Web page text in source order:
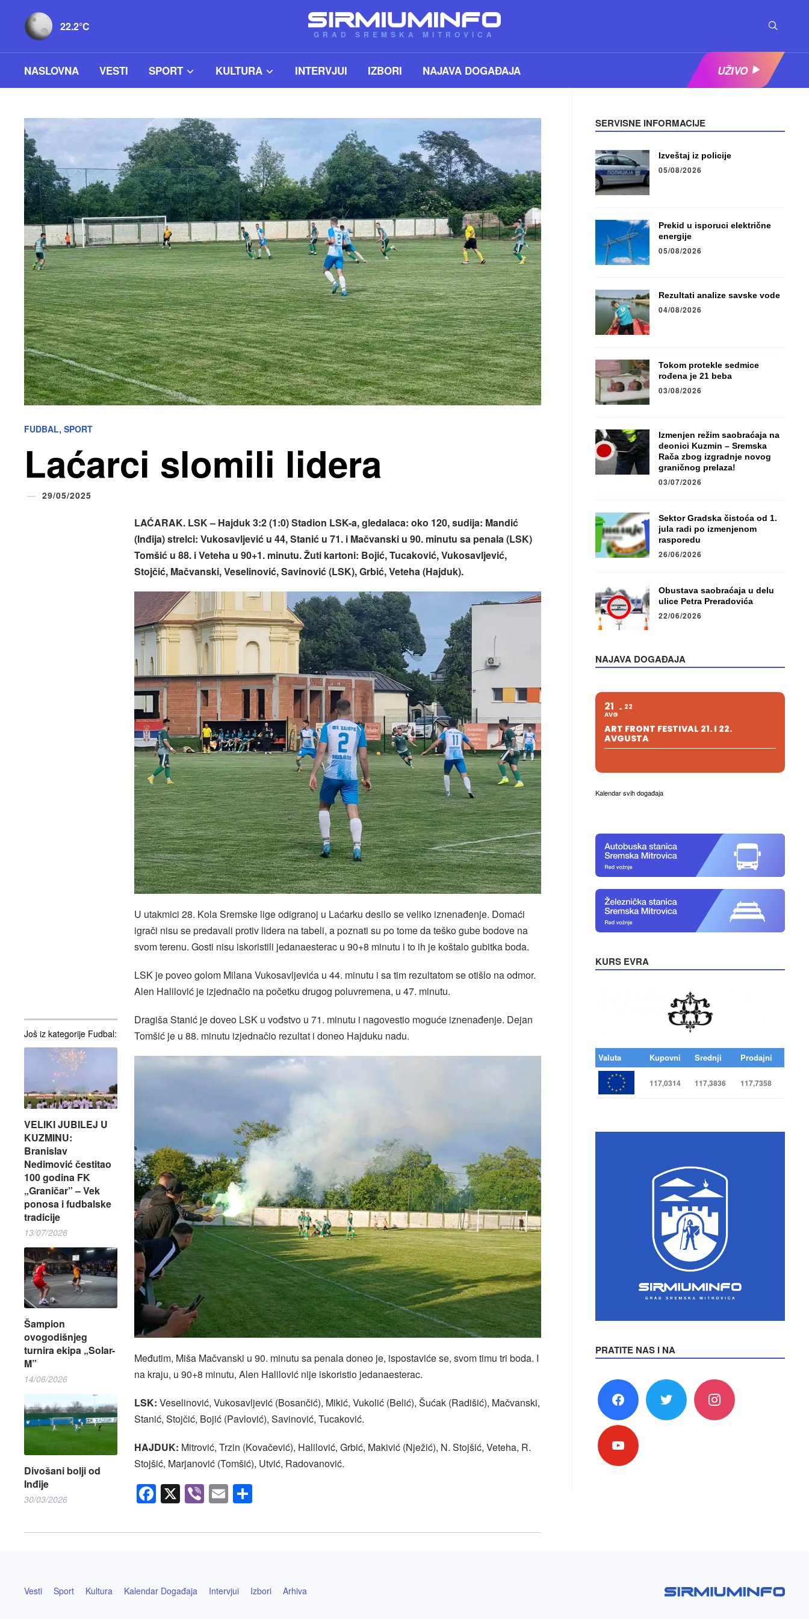
22.2°C
GRAD SREMSKA MITROVICA
NASLOVNA VESTI SPORT KULTURA INTERVJUI IZBORI NAJAVA DOGAĐAJA UŽIVO
FUDBAL,SPORT
Laćarci slomili lidera
29/05/2025
Još iz kategorije Fudbal:
VELIKI JUBILEJ U
KUZMINU:
Branislav
Nedimović čestitao
100 godina FK
„Graničar” – Vek
ponosa i fudbalske
tradicije
13/07/2026
Šampion
ovogodišnjeg
turnira ekipa „Solar-
M”
14/06/2026
Divošani bolji od
Inđije
30/03/2026
LAĆARAK. LSK – Hajduk 3:2 (1:0) Stadion LSK-a, gledalaca: oko 120, sudija: Mandić
(Inđija) strelci: Vukosavljević u 44, Stanić u 71. i Mačvanski u 90. minutu sa penala (LSK)
Tomšić u 88. i Veteha u 90+1. minutu. Žuti kartoni: Bojić, Tucaković, Vukosavljević,
Stojčić, Mačvanski, Veselinović, Savinović (LSK), Grbić, Veteha (Hajduk).
U utakmici 28. Kola Sremske lige odigranoj u Laćarku desilo se veliko iznenađenje. Domaći
igrači nisu se predavali protiv lidera na tabeli, a poznati su po tome da teško gube bodove na
svom terenu. Gosti nisu iskoristili jedanaesterac u 90+8 minutu i to ih je koštalo gubitka boda.
LSK je poveo golom Milana Vukosavljevića u 44. minutu i sa tim rezultatom se otišlo na odmor.
Alen Halilović je izjednačio na početku drugog poluvremena, u 47. minutu.
Dragiša Stanić je doveo LSK u vođstvo u 71. minutu i nagovestio moguće iznenađenje. Dejan
Tomšić je u 88. minutu izjednačio rezultat i doneo Hajduku nadu.
Međutim, Miša Mačvanski u 90. minutu sa penala doneo je, ispostaviće se, svom timu tri boda. I
na kraju, u 90+8 minutu, Alen Halilović nije iskoristio jedanaesterac.
LSK: Veselinović, Vukosavljević (Bosančić), Mikić, Vukolić (Belić), Šućak (Radišić), Mačvanski,
Stanić, Stojčić, Bojić (Pavlović), Savinović, Tucaković.
HAJDUK: Mitrović, Trzin (Kovačević), Halilović, Grbić, Makivić (Nježić), N. Stojšić, Veteha, R.
Stojšić, Marjanović (Tomšić), Utvić, Radovanović.
Facebook
X Viber
EmailShare
SERVISNE INFORMACIJE
Izveštaj iz policije
05/08/2026
Prekid u isporuci električne
energije
05/08/2026
Rezultati analize savske vode
04/08/2026
Tokom protekle sedmice
rođena je 21 beba
03/08/2026
Izmenjen režim saobraćaja na
deonici Kuzmin – Sremska
Rača zbog izgradnje novog
graničnog prelaza!
03/07/2026
Sektor Gradska čistoća od 1.
jula radi po izmenjenom
rasporedu
26/06/2026
Obustava saobraćaja u delu
ulice Petra Preradovića
22/06/2026
NAJAVA DOGAĐAJA
21
AVG
22
ART FRONT FESTIVAL 21. I 22.
AVGUSTA
Kalendar svih događaja
KURS EVRA
Valuta Kupovni Srednji Prodajni
117,0314 117,3836 117,7358
PRATITE NAS I NA
facebook twitter instagram
youtube
Vesti Sport Kultura Kalendar Događaja Intervjui Izbori Arhiva